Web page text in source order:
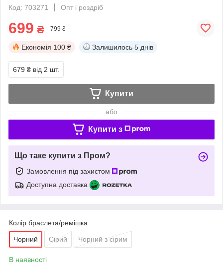
Код: 703271
Опт і роздріб
699 ₴ 799 ₴
Економія 100 ₴ Залишилось 5 днів
679 ₴ від 2 шт.
Купити
або
Купити з
Що таке купити з Пром?
Замовлення під захистом
Доступна доставка
Колір браслета/ремішка
Чорний Сірий Чорний з сірим
В наявності